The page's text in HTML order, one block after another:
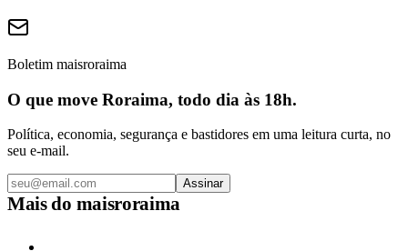
Boletim maisroraima
O que move Roraima, todo dia às 18h.
Política, economia, segurança e bastidores em uma leitura curta, no
seu e-mail.
Assinar
Mais do maisroraima